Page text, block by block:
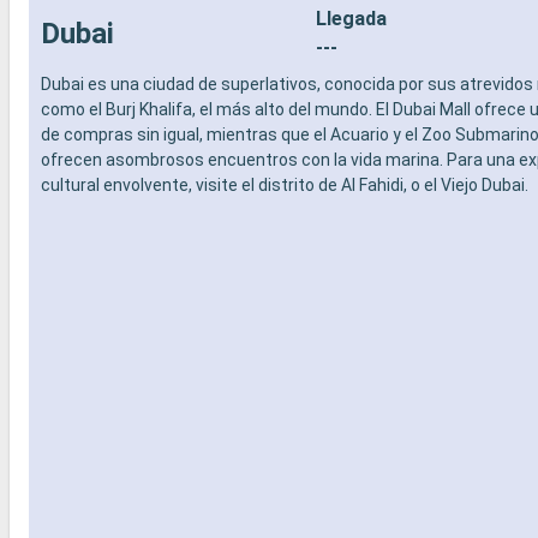
- Actividades recreativas para niños
SERVICIOS
OTROS PRIVILEGIOS
- Puntos MSC Voyagers Club
prepago
-
teatro al
- Área de
-
-
-
-
-
- Puntos
Dubai
Llegada
---
Dubai es una ciudad de superlativos, conocida por sus
como el Burj Khalifa, el más alto del mundo. El Dubai Mall ofrece
de compras sin igual, mientras que el Acuario y el Zoo
ofrecen asombrosos encuentros con la vida marina. Para una
cultural envolvente, visite el distrito de Al Fahidi, o el Viejo Dubai.